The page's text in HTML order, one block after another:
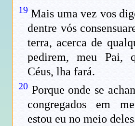
19 Mais uma vez vos
dentre vós
terra, acerca de
pedirem, meu Pai,
Céus, lha fará.
20 Porque onde se
congregados em
estou eu no meio